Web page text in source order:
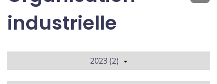
industrielle
2023 (2)